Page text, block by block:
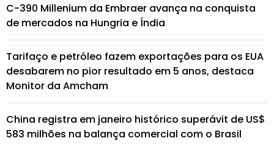
C-390 Millenium da Embraer avança na conquista
de mercados na Hungria e Índia
Tarifaço e petróleo fazem exportações para os EUA
desabarem no pior resultado em 5 anos, destaca
Monitor da Amcham
China registra em janeiro histórico superávit de US$
583 milhões na balança comercial com o Brasil